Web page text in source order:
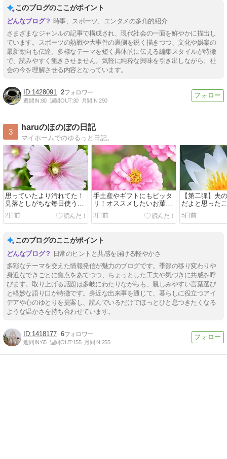
このブログのここがポイント
時事、スポーツ、エンタメの多角的紹介
さまざまなジャンルの記事で構成され、現代社会の一面を鮮やかに描出し
ています。スポーツの熱戦や大事件の裏側を鋭く描きつつ、文化や娯楽の
最新動向も伝達。多様なテーマを短く具体的に伝える編集スタイルが特徴
で、読みやすく飽きさせません。気軽に純粋な興味を引き出しながら、社
会の今を理解させる内容となっています。
1428091 2
週間IN:80 週間OUT:30 月間IN:290
3
haruのほのぼの日記
マイホームでのゆるっと日記。
思っていたより汚れてた！
見落としがちな毎日使うア
イテムの汚れ
2日前
手土産やギフトにもピッタ
リ！オススメしたいお菓子
3選
3日前
【第二弾】夫
だよと思った
5日前
このブログのここがポイント
日常のヒントと共感を届ける軽やかさ
多彩なテーマを交えた情報発信が魅力のブログです。季節の移り変わりや
身近なできごとに焦点をあてつつ、ちょっとした工夫や気づきに共感を呼
びます。取り上げる話題は多岐にわたりながらも、親しみやすい言葉選び
と軽妙な語り口が特徴です。身近な出来事を通じて、暮らしに役立つアイ
デアや心のゆとりを提案し、読んでいるだけでほっとひと息つきたくなる
ような温かさを持ち合わせています。
1418177 6
週間IN:65 週間OUT:155 月間IN:255